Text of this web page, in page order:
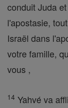
conduit Juda
l'apostasie,
Israël dans
votre famille,
vous ,
14 Yahvé va